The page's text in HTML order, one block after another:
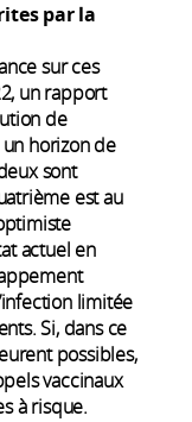
par la
sur ces
un rapport
de
horizon de
sont
est au
actuel en
limitée
Si, dans ce
possibles,
vaccinaux
à risque.